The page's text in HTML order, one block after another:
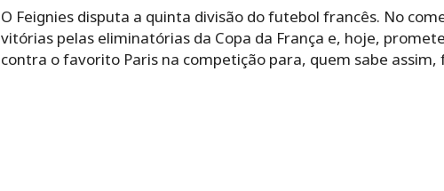
O Feignies disputa a quinta divisão do futebol francês. No
vitórias pelas eliminatórias da Copa da França e, hoje,
contra o favorito Paris na competição para, quem sabe